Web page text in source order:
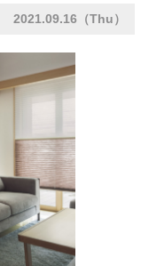
2021.09.16（Thu）